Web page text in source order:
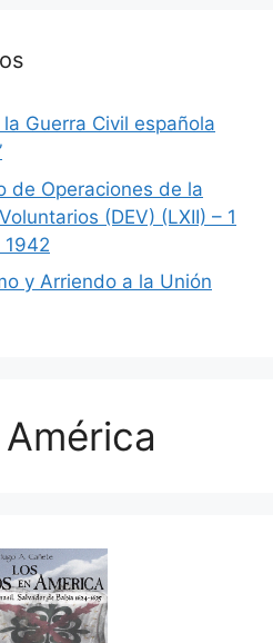
Guerra Civil española
de Operaciones de la
(DEV) (LXII) – 1
y Arriendo a la Unión